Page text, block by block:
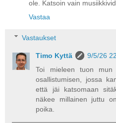
ole. Katsoin vain
Vastaa
Vastaukset
Timo Kyttä
9/5/26
Toi mieleen tuon
osallistumisen, jossa
että jäi katsomaan
näkee millainen juttu
poika.